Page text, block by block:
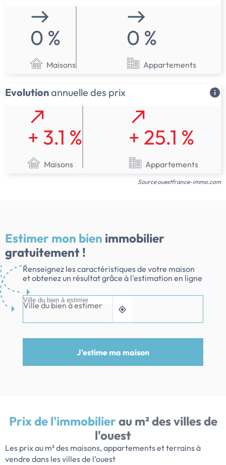
0 %
Maisons
0 %
Appartements
Evolutionannuelle des prix
+ 3.1 %
Maisons
+ 25.1 %
Appartements
Source ouestfrance-immo.com
Estimer mon bien immobilier
gratuitement !
Renseignez les caractéristiques de votre maison
et obtenez un résultat grâce à l'estimation en ligne
Ville du bien à estimer
J'estime ma maison
Prix de l'immobilierau m² des villes de
l'ouest
Les prix au m² des maisons, appartements et terrains à
vendre dans les villes de l’ouest